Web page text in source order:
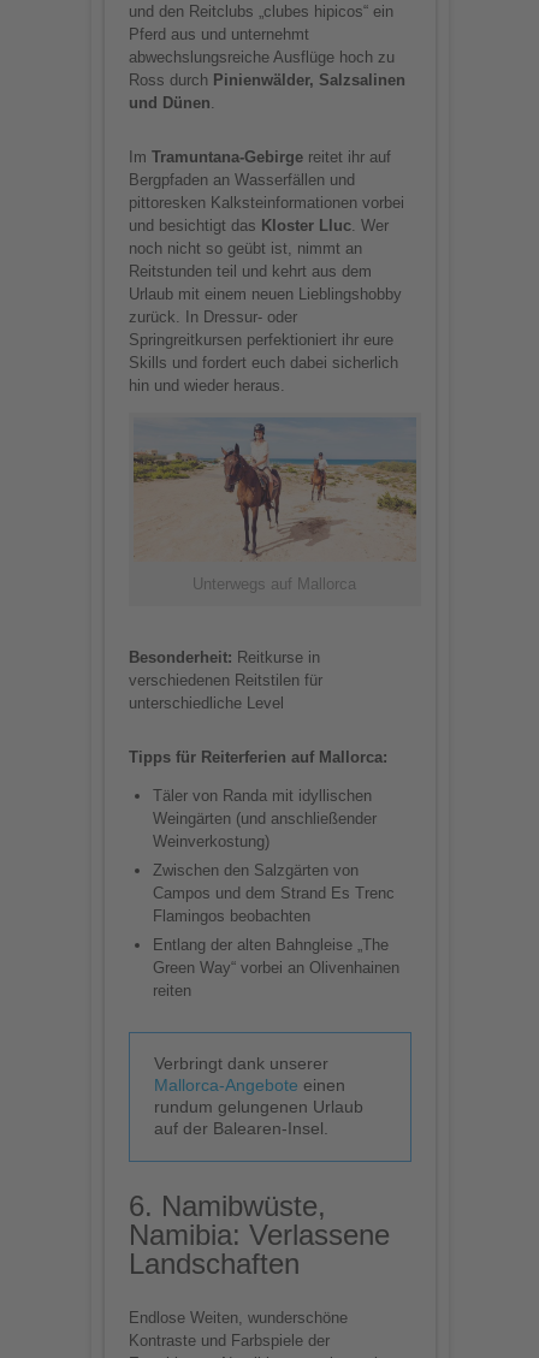
und den Reitclubs „clubes hipicos“ ein
Pferd aus und unternehmt
abwechslungsreiche Ausflüge hoch zu
Ross durch Pinienwälder, Salzsalinen
und Dünen
Im Tramuntana-Gebirgereitet ihr auf
Bergpfaden an Wasserfällen und
pittoresken Kalksteinformationen vorbei
und besichtigt das Kloster Lluc. Wer
noch nicht so geübt ist, nimmt an
Reitstunden teil und kehrt aus dem
Urlaub mit einem neuen Lieblingshobby
zurück. In Dressur- oder
Springreitkursen perfektioniert ihr eure
Skills und fordert euch dabei sicherlich
hin und wieder heraus.
Unterwegs auf Mallorca
Besonderheit: Reitkurse in
verschiedenen Reitstilen für
unterschiedliche Level
Tipps für Reiterferien auf Mallorca:
Täler von Randa mit idyllischen
Weingärten (und anschließender
Weinverkostung)
Zwischen den Salzgärten von
Campos und dem Strand Es Trenc
Flamingos beobachten
Entlang der alten Bahngleise „The
Green Way“ vorbei an Olivenhainen
reiten
Verbringt dank unserer
Mallorca-Angebote einen
rundum gelungenen Urlaub
auf der Balearen-Insel.
6. Namibwüste,
Namibia: Verlassene
Landschaften
Endlose Weiten, wunderschöne
Kontraste und Farbspiele der